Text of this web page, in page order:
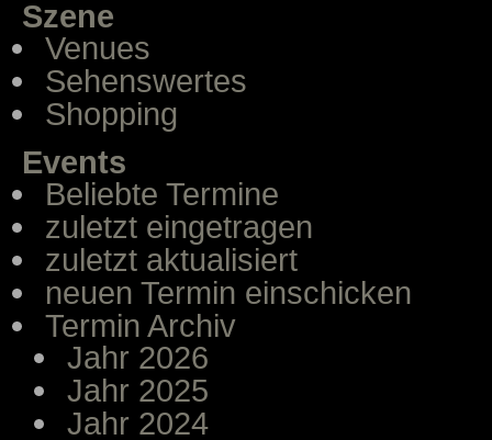
Szene
Venues
Sehenswertes
Shopping
Events
Beliebte Termine
zuletzt eingetragen
zuletzt aktualisiert
neuen Termin einschicken
Termin Archiv
Jahr 2026
Jahr 2025
Jahr 2024